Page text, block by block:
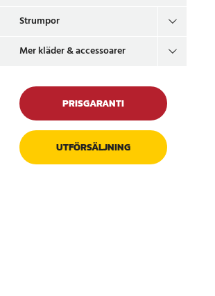
Strumpor
Mer kläder & accessoarer
PRISGARANTI
UTFÖRSÄLJNING